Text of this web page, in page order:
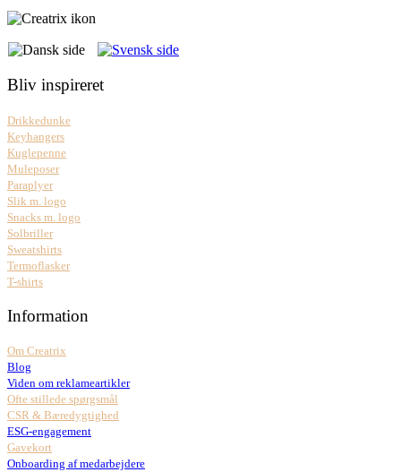
Bliv inspireret
Drikkedunke
Keyhangers
Kuglepenne
Muleposer
Paraplyer
Slik m. logo
Snacks m. logo
Solbriller
Sweatshirts
Termoflasker
T-shirts
Information
Om Creatrix
Blog
Viden om reklameartikler
Ofte stillede spørgsmål
CSR & Bæredygtighed
ESG-engagement
Gavekort
Onboarding af medarbejdere